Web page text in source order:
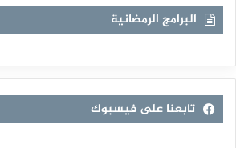
RSS
البرامج الرمضانية
تابعنا على فيسبوك